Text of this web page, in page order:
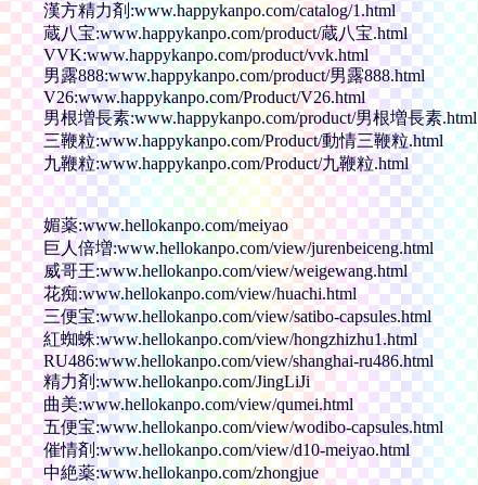
漢方精力剤:www.happykanpo.com/catalog/1.html
蔵八宝:www.happykanpo.com/product/蔵八宝.html
VVK:www.happykanpo.com/product/vvk.html
男露888:www.happykanpo.com/product/男露888.html
V26:www.happykanpo.com/Product/V26.html
男根増長素:www.happykanpo.com/product/男根増長素.html
三鞭粒:www.happykanpo.com/Product/動情三鞭粒.html
九鞭粒:www.happykanpo.com/Product/九鞭粒.html
媚薬:www.hellokanpo.com/meiyao
巨人倍増:www.hellokanpo.com/view/jurenbeiceng.html
威哥王:www.hellokanpo.com/view/weigewang.html
花痴:www.hellokanpo.com/view/huachi.html
三便宝:www.hellokanpo.com/view/satibo-capsules.html
紅蜘蛛:www.hellokanpo.com/view/hongzhizhu1.html
RU486:www.hellokanpo.com/view/shanghai-ru486.html
精力剤:www.hellokanpo.com/JingLiJi
曲美:www.hellokanpo.com/view/qumei.html
五便宝:www.hellokanpo.com/view/wodibo-capsules.html
催情剤:www.hellokanpo.com/view/d10-meiyao.html
中絶薬:www.hellokanpo.com/zhongjue